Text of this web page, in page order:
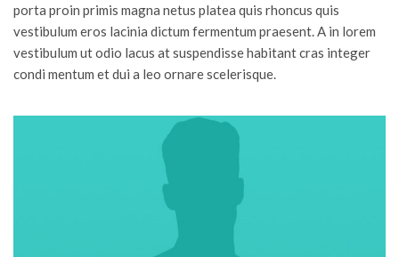
porta proin primis magna netus platea quis rhoncus quis
vestibulum eros lacinia dictum fermentum praesent. A in lorem
vestibulum ut odio lacus at suspendisse habitant cras integer
condi mentum et dui a leo ornare scelerisque.